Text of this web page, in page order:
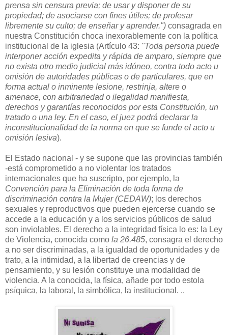
prensa sin censura previa; de usar y disponer de su
propiedad; de asociarse con fines útiles; de profesar
libremente su culto; de enseñar y aprender.") consagrada en
nuestra Constitución choca inexorablemente con la política
institucional de la iglesia (Artículo 43: "Toda persona puede
interponer acción expedita y rápida de amparo, siempre que
no exista otro medio judicial más idóneo, contra todo acto u
omisión de autoridades públicas o de particulares, que en
forma actual o inminente lesione, restrinja, altere o
amenace, con arbitrariedad o ilegalidad manifiesta,
derechos y garantías reconocidos por esta Constitución, un
tratado o una ley. En el caso, el juez podrá declarar la
inconstitucionalidad de la norma en que se funde el acto u
omisión lesiva).
El Estado nacional - y se supone que las provincias también
-está comprometido a no violentar los tratados
internacionales que ha suscripto, por ejemplo, la
Convención para la Eliminación de toda forma de
discriminación contra la Mujer (CEDAW); los derechos
sexuales y reproductivos que pueden ejercerse cuando se
accede a la educación y a los servicios públicos de salud
son inviolables. El derecho a la integridad física lo es: la Ley
de Violencia, conocida como la 26.485, consagra el derecho
a no ser discriminadas, a la igualdad de oportunidades y de
trato, a la intimidad, a la libertad de creencias y de
pensamiento, y su lesión constituye una modalidad de
violencia. A la conocida, la física, añade por todo estola
psíquica, la laboral, la simbólica, la institucional. ..